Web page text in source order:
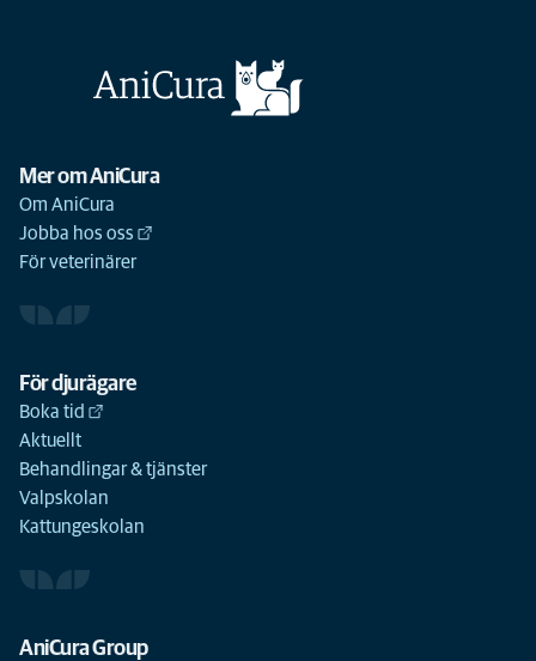
Mer om AniCura
Om AniCura
Jobba hos oss
För veterinärer
För djurägare
Boka tid
Aktuellt
Behandlingar & tjänster
Valpskolan
Kattungeskolan
AniCura Group